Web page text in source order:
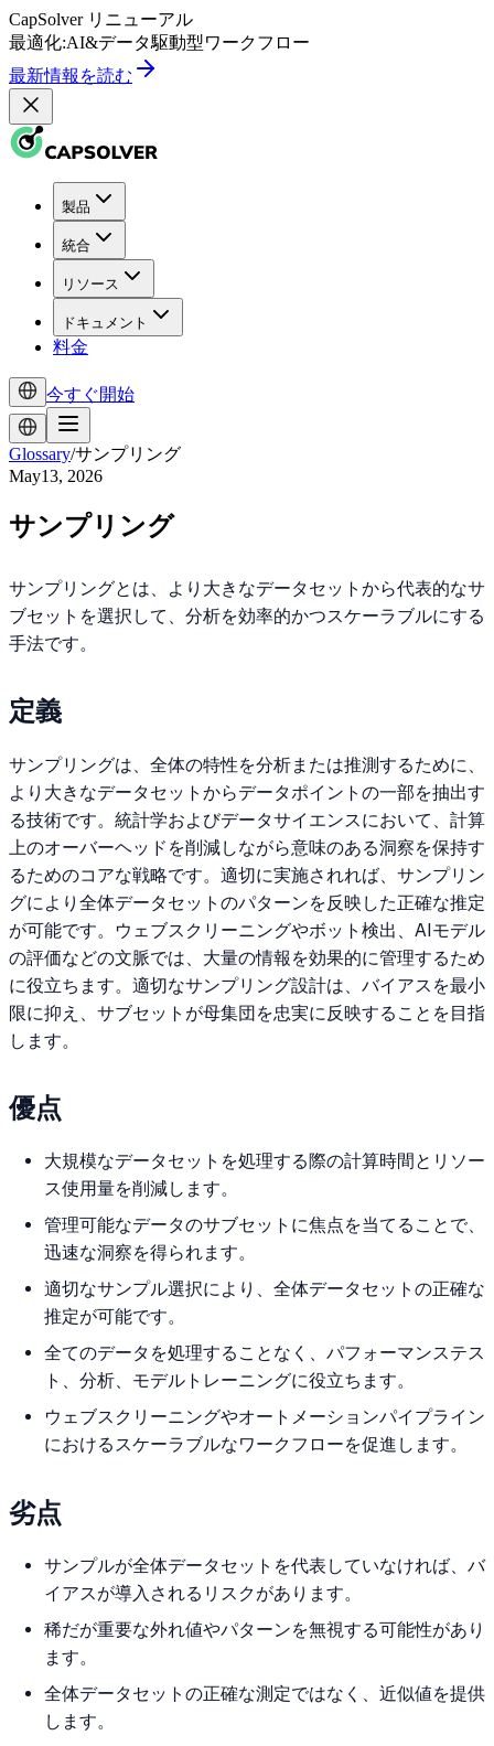
CapSolver リニューアル
最適化:AI&データ駆動型ワークフロー
最新情報を読む
製品
統合
リソース
ドキュメント
料金
今すぐ開始
Glossary/サンプリング
May13, 2026
サンプリング
サンプリングとは、より大きなデータセットから代表的なサ
ブセットを選択して、分析を効率的かつスケーラブルにする
手法です。
定義
サンプリングは、全体の特性を分析または推測するために、
より大きなデータセットからデータポイントの一部を抽出す
る技術です。統計学およびデータサイエンスにおいて、計算
上のオーバーヘッドを削減しながら意味のある洞察を保持す
るためのコアな戦略です。適切に実施されれば、サンプリン
グにより全体データセットのパターンを反映した正確な推定
が可能です。ウェブスクリーニングやボット検出、AIモデル
の評価などの文脈では、大量の情報を効果的に管理するため
に役立ちます。適切なサンプリング設計は、バイアスを最小
限に抑え、サブセットが母集団を忠実に反映することを目指
します。
優点
大規模なデータセットを処理する際の計算時間とリソー
ス使用量を削減します。
管理可能なデータのサブセットに焦点を当てることで、
迅速な洞察を得られます。
適切なサンプル選択により、全体データセットの正確な
推定が可能です。
全てのデータを処理することなく、パフォーマンステス
ト、分析、モデルトレーニングに役立ちます。
ウェブスクリーニングやオートメーションパイプライン
におけるスケーラブルなワークフローを促進します。
劣点
サンプルが全体データセットを代表していなければ、バ
イアスが導入されるリスクがあります。
稀だが重要な外れ値やパターンを無視する可能性があり
ます。
全体データセットの正確な測定ではなく、近似値を提供
します。